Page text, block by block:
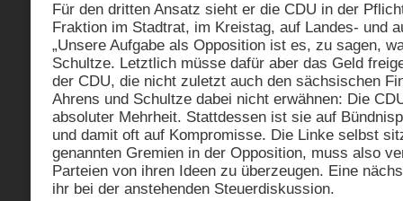
Für den dritten Ansatz sieht er die CDU in der
Fraktion im Stadtrat, im Kreistag, auf Landes- und
„Unsere Aufgabe als Opposition ist es, zu sagen,
Schultze. Letztlich müsse dafür aber das Geld
der CDU, die nicht zuletzt auch den sächsischen
Ahrens und Schultze dabei nicht erwähnen: Die
absoluter Mehrheit. Stattdessen ist sie auf
und damit oft auf Kompromisse. Die Linke selbst
genannten Gremien in der Opposition, muss also
Parteien von ihren Ideen zu überzeugen. Eine
ihr bei der anstehenden Steuerdiskussion.